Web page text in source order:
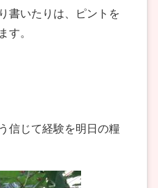
書いたりは、ピントを
す。
信じて経験を明日の糧